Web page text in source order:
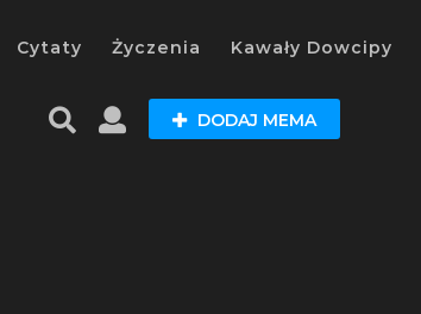
Cytaty Życzenia Kawały Dowcipy
DODAJ MEMA